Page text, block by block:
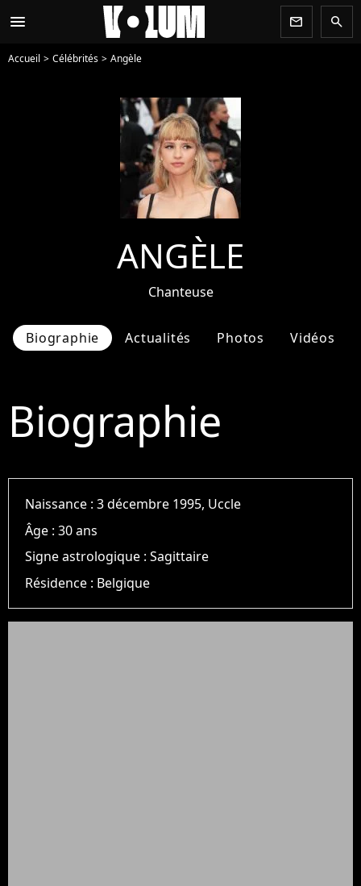
menu newsletter search
Accueil Célébrités Angèle
ANGÈLE
Chanteuse
Biographie Actualités Photos Vidéos
Biographie
Naissance :3 décembre 1995, Uccle
Âge :30 ans
Signe astrologique :Sagittaire
Résidence : Belgique